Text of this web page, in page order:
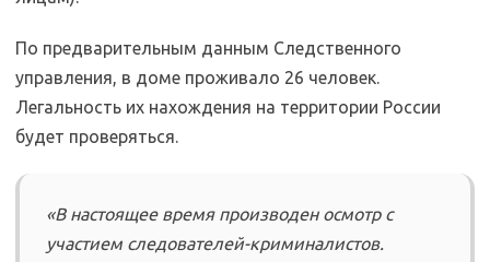
По предварительным данным Следственного
управления, в доме проживало 26 человек.
Легальность их нахождения на территории России
будет проверяться.
«В настоящее время производен осмотр с
участием следователей-криминалистов.